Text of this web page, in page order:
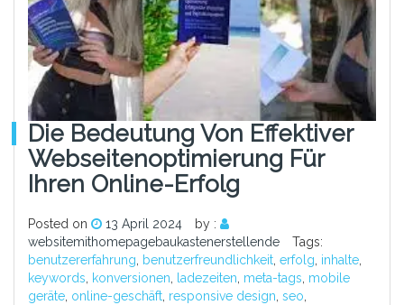
Die Bedeutung Von Effektiver
Webseitenoptimierung Für
Ihren Online-Erfolg
Posted on 13 April 2024
by :
websitemithomepagebaukastenerstellende
Tags:
benutzererfahrung
benutzerfreundlichkeit erfolg inhalte
keywords
konversionen ladezeiten meta-tags mobile
geräte online-geschäft responsive design seo